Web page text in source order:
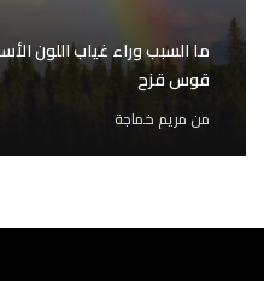
ما السبب وراء غياب اللون
قوس قزح
من مريم خماجة